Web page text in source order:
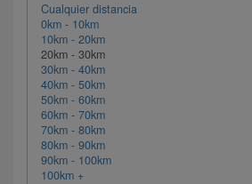
Cualquier distancia
0km - 10km
10km - 20km
20km - 30km
30km - 40km
40km - 50km
50km - 60km
60km - 70km
70km - 80km
80km - 90km
90km - 100km
100km +